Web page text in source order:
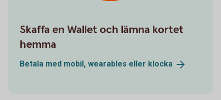
Skaffa en Wallet och lämna kortet
hemma
Betala med mobil, wearables eller klocka